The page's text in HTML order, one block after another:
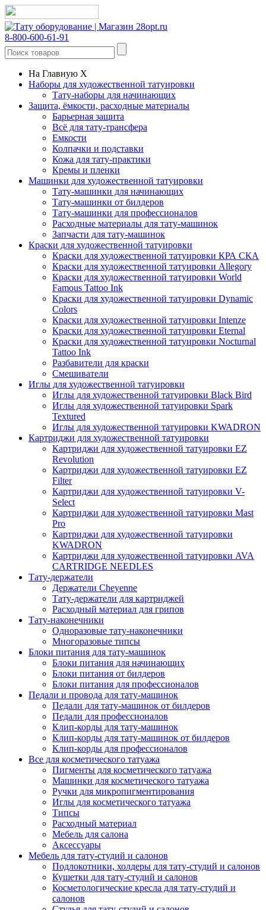
8-800-600-61-91
На Главную X
Наборы для художественной татуировки
Тату-наборы для начинающих
Защита, ёмкости, расходные материалы
Барьерная защита
Всё для тату-трансфера
Емкости
Колпачки и подставки
Кожа для тату-практики
Кремы и пленки
Машинки для художественной татуировки
Тату-машинки для начинающих
Тату-машинки от билдеров
Тату-машинки для профессионалов
Расходные материалы для тату-машинок
Запчасти для тату-машинок
Краски для художественной татуировки
Краски для художественной татуировки КРА СКА
Краски для художественной татуировки Allegory
Краски для художественной татуировки World
Famous Tattoo Ink
Краски для художественной татуировки Dynamic
Colors
Краски для художественной татуировки Intenze
Краски для художественной татуировки Eternal
Краски для художественной татуировки Nocturnal
Tattoo Ink
Разбавители для краски
Смешиватели
Иглы для художественной татуировки
Иглы для художественной татуировки Black Bird
Иглы для художественной татуировки Spark
Textured
Иглы для художественной татуировки KWADRON
Картриджи для художественной татуировки
Картриджи для художественной татуировки EZ
Revolution
Картриджи для художественной татуировки EZ
Filter
Картриджи для художественной татуировки V-
Select
Картриджи для художественной татуировки Mast
Pro
Картриджи для художественной татуировки
KWADRON
Картриджи для художественной татуировки AVA
CARTRIDGE NEEDLES
Тату-держатели
Держатели Cheyenne
Тату-держатели для картриджей
Расходный материал для грипов
Тату-наконечники
Одноразовые тату-наконечники
Многоразовые типсы
Блоки питания для тату-машинок
Блоки питания для начинающих
Блоки питания от билдеров
Блоки питания для профессионалов
Педали и провода для тату-машинок
Педали для тату-машинок от билдеров
Педали для профессионалов
Клип-корды для тату-машинок
Клип-корды для тату-машинок от билдеров
Клип-корды для профессионалов
Все для косметического татуажа
Пигменты для косметического татуажа
Машинки для косметического татуажа
Ручки для микропигментирования
Иглы для косметического татуажа
Типсы
Расходный материал
Мебель для салона
Аксессуары
Мебель для тату-студий и салонов
Подлокотники, холдеры для тату-студий и салонов
Кушетки для тату-студий и салонов
Косметологические кресла для тату-студий и
салонов